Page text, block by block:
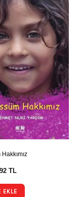
TL
EKLE